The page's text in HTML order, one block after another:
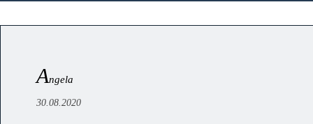
Angela
30.08.2020